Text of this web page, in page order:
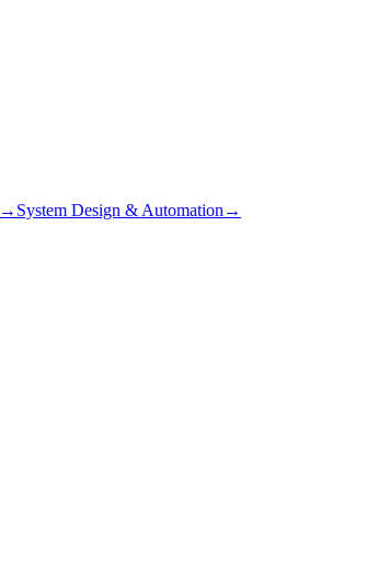
→ System Design & Automation →